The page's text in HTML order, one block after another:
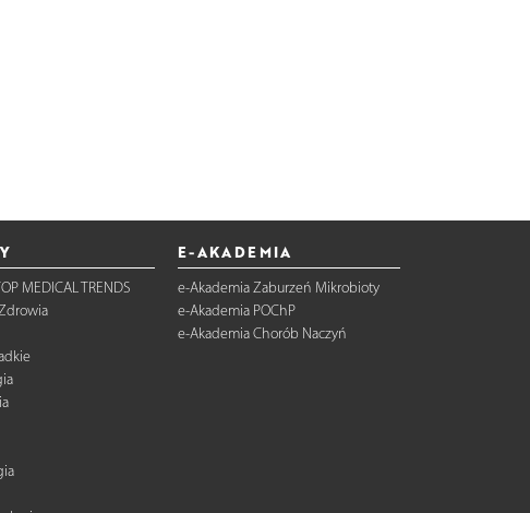
MEDICAL TRENDS
E-AKADEMIA
e-Akademia Zaburzeń Mikrobioty
e-Akademia POChP
e-Akademia Chorób Naczyń